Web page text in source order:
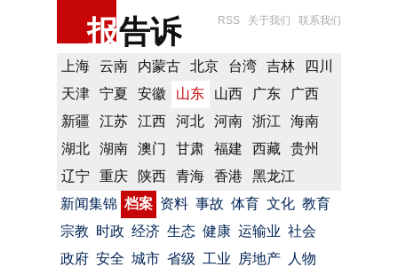
报告诉 RSS 关于我们 联系我们
上海 云南 内蒙古 北京 台湾 吉林
四川
天津
宁夏 安徽 山东 山西 广东
广西
新疆
江苏 江西 河北 河南 浙江
海南
湖北
湖南 澳门 甘肃 福建 西藏
贵州
辽宁
重庆 陕西 青海 香港
黑龙江
新闻集锦 档案 资料 事故 体育 文化 教育
宗教 时政 经济 生态 健康 运输业 社会
政府 安全 城市 省级 工业 房地产
人物